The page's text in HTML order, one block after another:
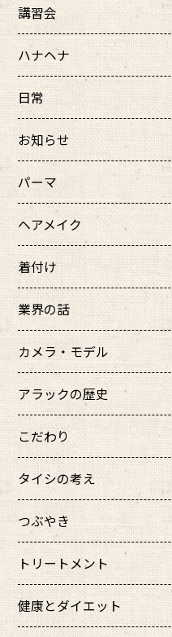
講習会
ハナヘナ
日常
お知らせ
パーマ
ヘアメイク
着付け
業界の話
カメラ・モデル
アラックの歴史
こだわり
タイシの考え
つぶやき
トリートメント
健康とダイエット